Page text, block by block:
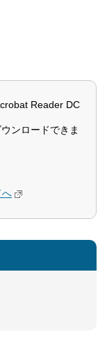
Reader DC
ンロードできま
へ